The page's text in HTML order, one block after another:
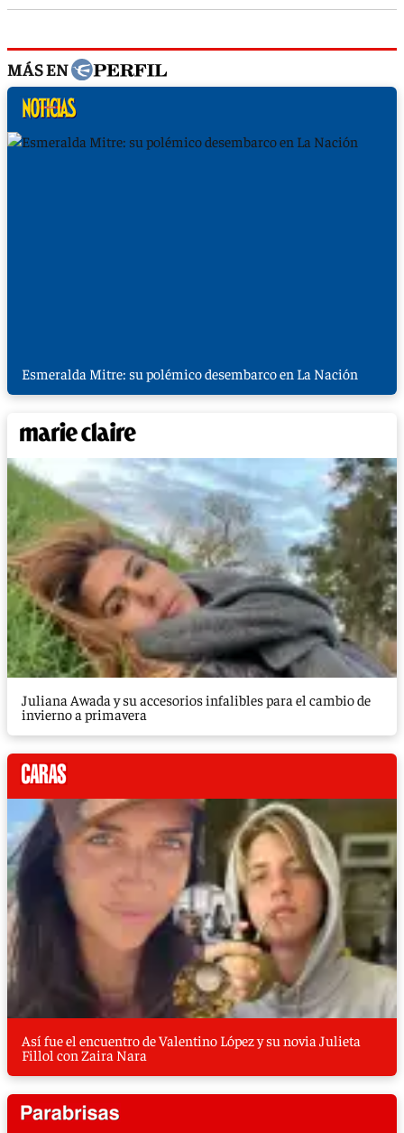
MÁS EN
Esmeralda Mitre: su polémico desembarco en La Nación
Juliana Awada y su accesorios infalibles para el cambio de
invierno a primavera
Así fue el encuentro de Valentino López y su novia Julieta
Fillol con Zaira Nara